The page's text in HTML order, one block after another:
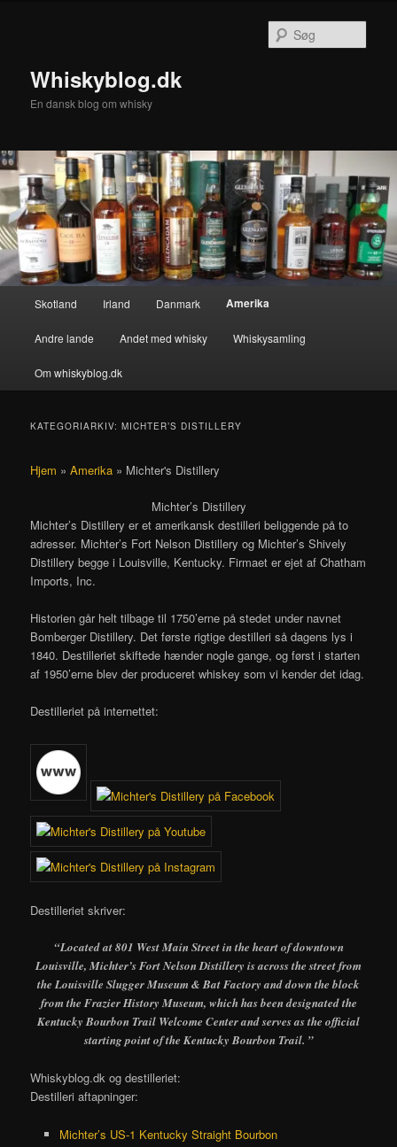
Whiskyblog.dk
En dansk blog om whisky
Skotland Irland Danmark Amerika
Andre lande Andet med whisky Whiskysamling
Om whiskyblog.dk
KATEGORIARKIV:MICHTER’S DISTILLERY
Hjem »Amerika » Michter's Distillery
Michter’s Distillery
Michter’s Distillery er et amerikansk destilleri beliggende på to
adresser. Michter’s Fort Nelson Distillery og Michter’s Shively
Distillery begge i Louisville, Kentucky. Firmaet er ejet af Chatham
Imports, Inc.
Historien går helt tilbage til 1750’erne på stedet under navnet
Bomberger Distillery. Det første rigtige destilleri så dagens lys i
1840. Destilleriet skiftede hænder nogle gange, og først i starten
af 1950’erne blev der produceret whiskey som vi kender det idag.
Destilleriet på internettet:
Destilleriet skriver:
“Located at 801 West Main Street in the heart of downtown
Louisville, Michter’s Fort Nelson Distillery is across the street from
the Louisville Slugger Museum & Bat Factory and down the block
from the Frazier History Museum, which has been designated the
Kentucky Bourbon Trail Welcome Center and serves as the official
starting point of the Kentucky Bourbon Trail. ”
Whiskyblog.dk og destilleriet:
Destilleri aftapninger:
Michter’s US-1 Kentucky Straight Bourbon